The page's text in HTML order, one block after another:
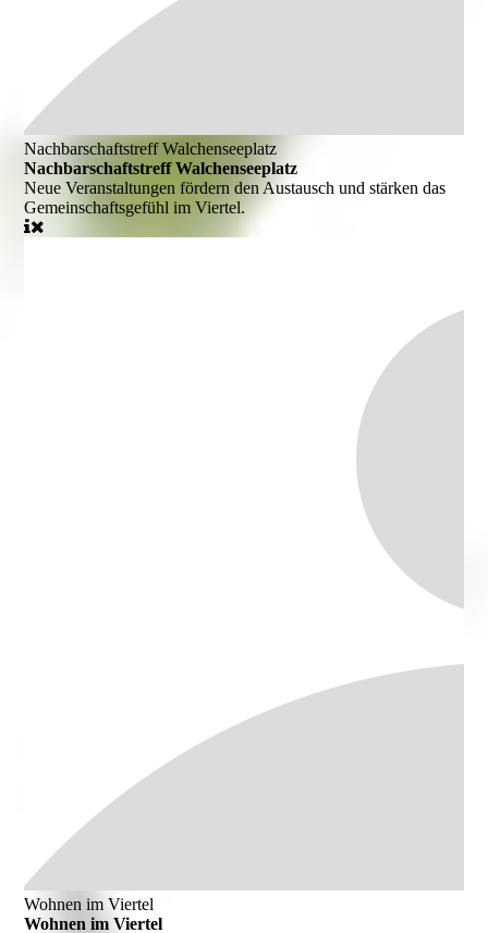
Nachbarschaftstreff Walchenseeplatz
Nachbarschaftstreff Walchenseeplatz
Neue Veranstaltungen fördern den Austausch und stärken das
Gemeinschaftsgefühl im Viertel.
Wohnen im Viertel
Wohnen im Viertel